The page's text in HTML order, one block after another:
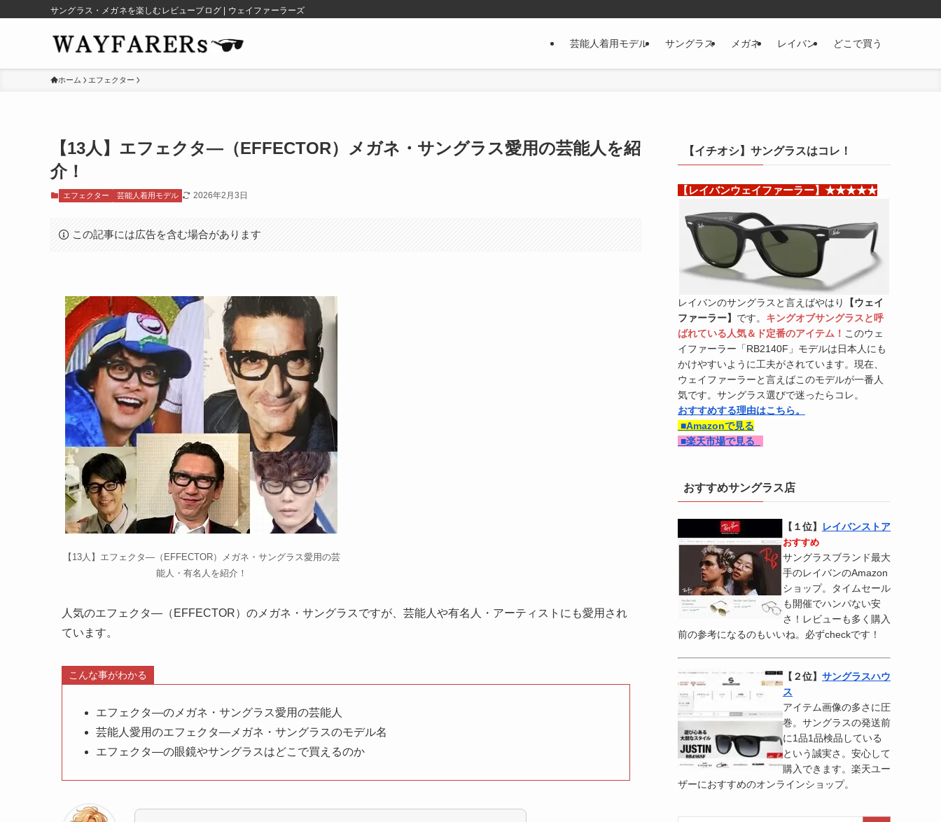
サングラス・メガネを楽しむレビューブログ | ウェイファーラーズ
芸能人着用モデル サングラス メガネ レイバン どこで買う
ホーム エフェクター
【13人】エフェクタ―（EFFECTOR）メガネ・サングラス愛用の芸能人を紹
介！
エフェクター 芸能人着用モデル 2026年2月3日
この記事には広告を含む場合があります
【13人】エフェクタ―（EFFECTOR）メガネ・サングラス愛用の芸
能人・有名人を紹介！
人気のエフェクタ―（EFFECTOR）のメガネ・サングラスですが、芸能人や有名人・アーティストにも愛用され
ています。
こんな事がわかる
エフェクタ―のメガネ・サングラス愛用の芸能人
芸能人愛用のエフェクタ―メガネ・サングラスのモデル名
エフェクタ―の眼鏡やサングラスはどこで買えるのか
【イチオシ】サングラスはコレ！
【レイバンウェイファーラー】★★★★★
レイバンのサングラスと言えばやはり
【ウェイ
ファーラー】 です。 キングオブサングラスと呼
ばれている人気＆ド定番のアイテム！ このウェ
イファーラー「RB2140F」モデルは日本人にも
かけやすいように工夫がされています。現在、
ウェイファーラーと言えばこのモデルが一番人
気です。サングラス選びで迷ったらコレ。
おすすめする理由はこちら。
■Amazonで見る
■楽天市場で見る
おすすめサングラス店
【１位】 レイバンストア
おすすめ
サングラスブランド最大
手のレイバンのAmazon
ショップ。タイムセール
も開催でハンパない安
さ！レビューも多く購入
前の参考になるのもいいね。必ずcheckです！
【２位】 サングラスハウ
ス
アイテム画像の多さに圧
巻。サングラスの発送前
に1品1品検品している
という誠実さ。安心して
購入できます。楽天ユー
ザーにおすすめのオンラインショップ。